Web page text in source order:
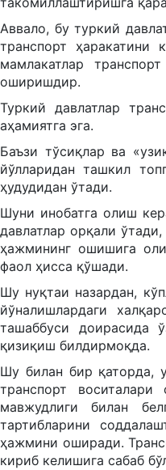
Аввало, бу туркий
транспорт ҳаракатини
мамлакатлар
оширишдир.
Туркий давлатлар
аҳамиятга эга.
Баъзи тўсиқлар ва
йўлларидан ташкил
ҳудудидан ўтади.
Шуни инобатга олиш
давлатлар орқали
ҳажмининг ошишига
фаол ҳисса қўшади.
Шу нуқтаи назардан,
йўналишлардаги
ташаббуси доирасида
қизиқиш билдирмоқда.
Шу билан бир қаторда,
транспорт
мавжудлиги билан
тартибларини
ҳажмини оширади.
кириб келишига сабаб